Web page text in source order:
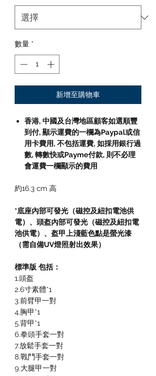
數量 *
新增至購物車
香港, 中國及台灣地區顧客如選順豐
到付, 顯示運費的一欄為Paypal或信
用卡費用, 不包括運費, 如採用銀行過
數, 轉數快或Payme付款, 則不必理
會運費一欄顯示的費用
約16.3 cm 高
*底座內部可發光（磁控及紐扣電池供
電）、頭盔內部可發光（磁控及紐扣電
池供電）、盔甲上淺藍色點是螢光漆
（需自備UV燈照射出效果）
標準版 包括：
1.頭盔
2.6寸素體*1
3.前臂甲一對
4.胸甲*1
5.背甲*1
6.拳頭手套一對
7.放鬆手套一對
8.戰鬥手套一對
9.大腿甲一對